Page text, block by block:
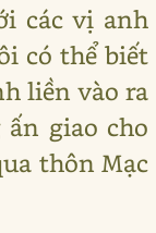
các vị anh
có thể biết
liền vào ra
giao cho
thôn Mạc